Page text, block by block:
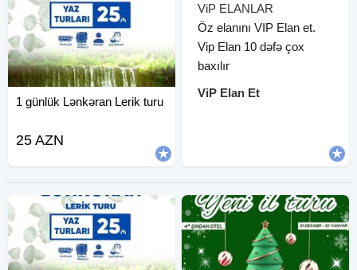
1 günlük Lənkəran Lerik turu
25 AZN
ViP ELANLAR
Öz elanını VIP Elan et.
Vip Elan 10 dəfə çox
baxılır
ViP Elan Et